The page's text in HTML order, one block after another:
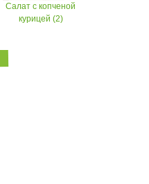
Салат с копченой
курицей (2)